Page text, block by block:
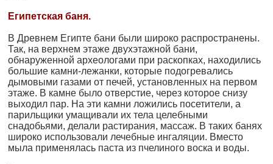
Египетская баня.
В Древнем Египте бани были широко распространены.
Так, на верхнем этаже двухэтажной бани,
обнаруженной археологами при раскопках, находились
большие камни-лежанки, которые подогревались
дымовыми газами от печей, установленных на пер­вом
этаже. В камне было отверстие, через которое снизу
выходил пар. На эти камни ложились посетители, а
парильщики умащива­ли их тела целебными
снадобьями, делали растирания, массаж. В таких банях
широко использовали лечебные ингаляции. Вместо
мыла применялась паста из пчелиного воска и воды.